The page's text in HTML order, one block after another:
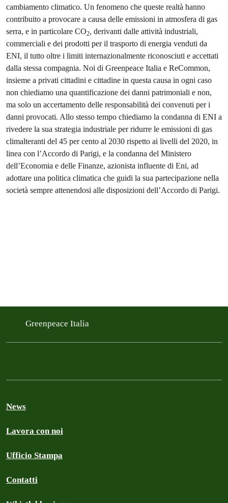
cambiamento climatico. Un fenomeno che queste realtà hanno
contribuito a provocare a causa delle emissioni in atmosfera di gas
serra, e in particolare CO2, derivanti dalle attività industriali,
commerciali e dei prodotti per il trasporto di energia venduti da
ENI, il tutto oltre i limiti internazionalmente riconosciuti e accettati
dalla stessa compagnia. Noi di Greenpeace Italia e ReCommon,
insieme a privati cittadini e cittadine in questa causa in ogni caso
non chiediamo una quantificazione dei danni patrimoniali e non,
ma solo un accertamento delle responsabilità dei convenuti per i
danni provocati. Allo stesso tempo chiediamo la condanna di ENI a
rivedere la sua strategia industriale per ridurre le emissioni di gas
climalteranti del 45 per cento al 2030 rispetto ai livelli del 2020, in
linea con l’Accordo di Parigi, e la condanna del Ministero
dell’Economia e delle Finanze, azionista influente di Eni, ad
adottare una politica climatica che guidi la sua partecipazione nella
società sempre attenendosi alle disposizioni dell’Accordo di Parigi.
Greenpeace Italia
News
Lavora con noi
Ufficio Stampa
Contatti